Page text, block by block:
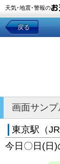
天気･地震･警報の
戻る
画面サンプ
東京駅（JR
今日〇日(日)